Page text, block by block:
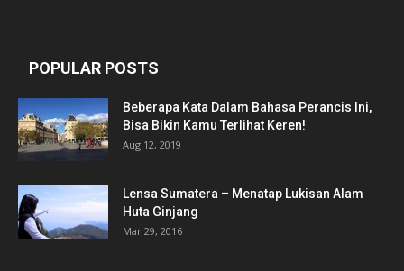
POPULAR POSTS
Beberapa Kata Dalam Bahasa Perancis Ini,
Bisa Bikin Kamu Terlihat Keren!
Aug 12, 2019
Lensa Sumatera – Menatap Lukisan Alam
Huta Ginjang
Mar 29, 2016